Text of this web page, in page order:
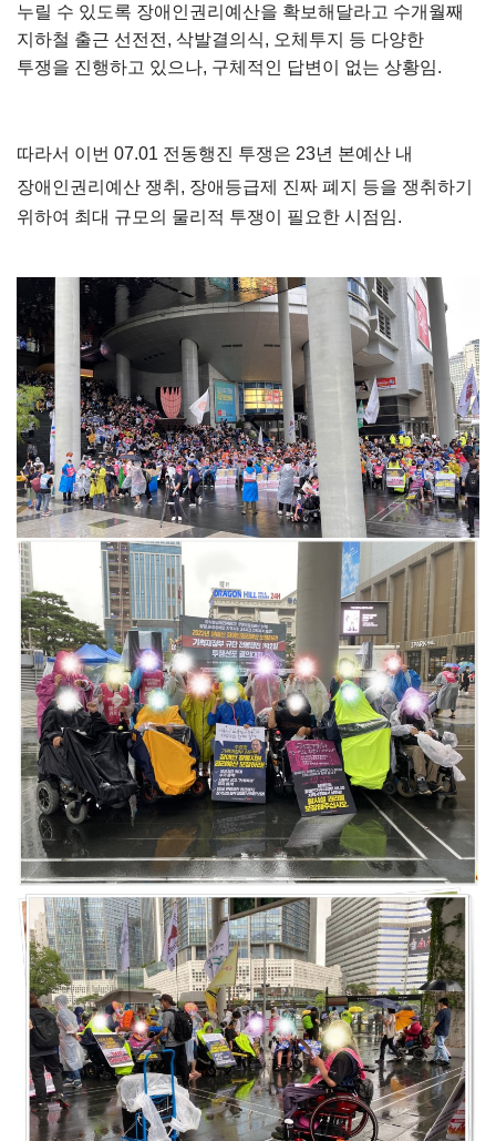
누릴 수 있도록 장애인권리예산을 확보해달라고 수개월째
지하철 출근 선전전, 삭발결의식, 오체투지 등 다양한
투쟁을 진행하고 있으나, 구체적인 답변이 없는 상황임.
따라서 이번 07.01 전동행진 투쟁은 23년 본예산 내
장애인권리예산 쟁취, 장애등급제 진짜 폐지 등을 쟁취하기
위하여 최대 규모의 물리적 투쟁이 필요한 시점임.